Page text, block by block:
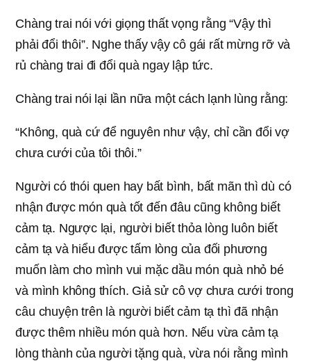
Chàng trai nói với giọng thất vọng rằng “Vậy thì
phải đổi thôi”. Nghe thấy vậy cô gái rất mừng rỡ và
rủ chàng trai đi đổi quà ngay lập tức.
Chàng trai nói lại lần nữa một cách lạnh lùng rằng:
“Không, quà cứ để nguyên như vậy, chỉ cần đổi vợ
chưa cưới của tôi thôi.”
Người có thói quen hay bất bình, bất mãn thì dù có
nhận được món quà tốt đến đâu cũng không biết
cảm tạ. Ngược lại, người biết thỏa lòng luôn biết
cảm tạ và hiểu được tấm lòng của đối phương
muốn làm cho mình vui mặc dầu món quà nhỏ bé
và mình không thích. Giả sử cô vợ chưa cưới trong
câu chuyện trên là người biết cảm tạ thì đã nhận
được thêm nhiều món quà hơn. Nếu vừa cảm tạ
lòng thành của người tặng quà, vừa nói rằng mình